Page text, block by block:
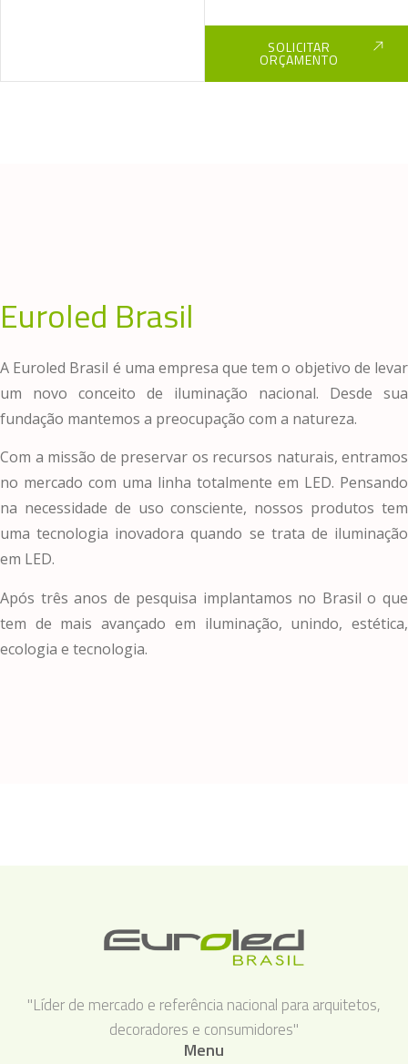
SOLICITAR
ORÇAMENTO
Euroled Brasil
A Euroled Brasil é uma empresa que tem o objetivo de levar
um novo conceito de iluminação nacional. Desde sua
fundação mantemos a preocupação com a natureza.
Com a missão de preservar os recursos naturais, entramos
no mercado com uma linha totalmente em LED. Pensando
na necessidade de uso consciente, nossos produtos tem
uma tecnologia inovadora quando se trata de iluminação
em LED.
Após três anos de pesquisa implantamos no Brasil o que
tem de mais avançado em iluminação, unindo, estética,
ecologia e tecnologia.
"Líder de mercado e referência nacional para arquitetos,
decoradores e consumidores"
Menu